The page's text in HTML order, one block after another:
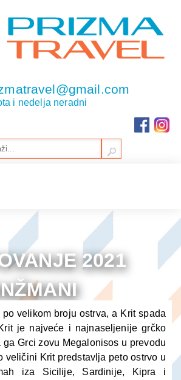
i nedelja neradni
2021
velikom broju ostrva, a Krit spada
je najveće i najnaseljenije grčko
ga Grci zovu Megalonisos u prevodu
veličini Krit predstavlja peto ostrvo u
iza Sicilije, Sardinije, Kipra i